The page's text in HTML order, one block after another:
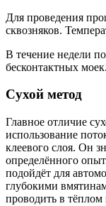
Для проведения
сквозняков.
В течение недели
бесконтактных моек.
Сухой метод
Главное отличие
использование
клеевого слоя. Он
определённого
подойдёт для
глубокими
проводить в